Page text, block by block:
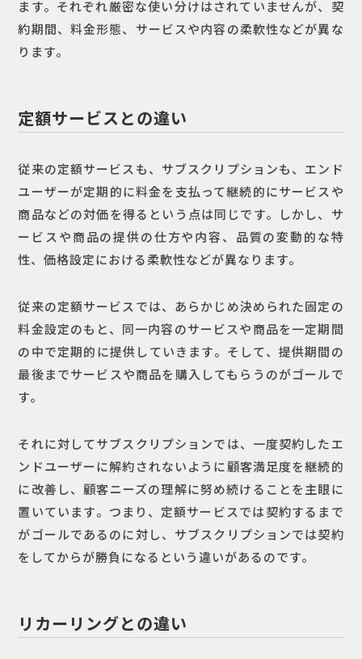
ます。それぞれ厳密な使い分けはされていませんが、契
約期間、料金形態、サービスや内容の柔軟性などが異な
ります。
定額サービスとの違い
従来の定額サービスも、サブスクリプションも、エンド
ユーザーが定期的に料金を支払って継続的にサービスや
商品などの対価を得るという点は同じです。しかし、サ
ービスや商品の提供の仕方や内容、品質の変動的な特
性、価格設定における柔軟性などが異なります。
従来の定額サービスでは、あらかじめ決められた固定の
料金設定のもと、同一内容のサービスや商品を一定期間
の中で定期的に提供していきます。そして、提供期間の
最後までサービスや商品を購入してもらうのがゴールで
す。
それに対してサブスクリプションでは、一度契約したエ
ンドユーザーに解約されないように顧客満足度を継続的
に改善し、顧客ニーズの理解に努め続けることを主眼に
置いています。つまり、定額サービスでは契約するまで
がゴールであるのに対し、サブスクリプションでは契約
をしてからが勝負になるという違いがあるのです。
リカーリングとの違い